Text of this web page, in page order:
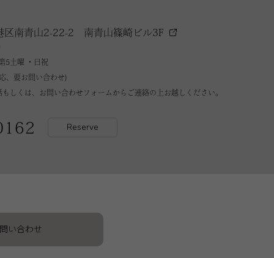
区南青山2-22-2 南青山篠崎ビル3F
5土曜 ・日祝
、要お問い合わせ)
もしくは、お問い合わせフォームからご連絡の上お越しください。
Reserve
い合わせ